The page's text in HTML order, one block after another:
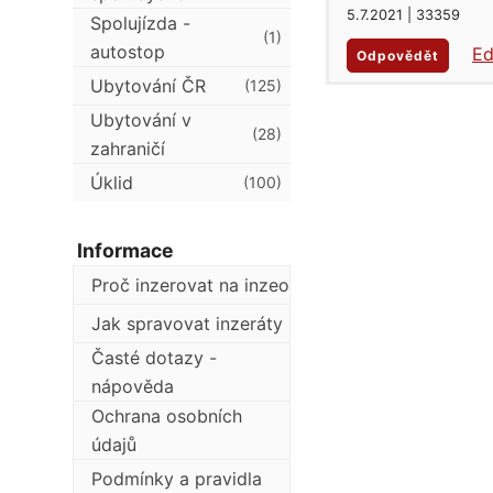
5.7.2021 | 33359
Odpovědět
Spolujízda -
autostop
(1)
Ubytování ČR (125)
Ubytování v
zahraničí
(28)
Úklid (100)
Informace
Proč inzerovat na inzeo
Jak spravovat inzeráty
Časté dotazy -
nápověda
Ochrana osobních
údajů
Podmínky a pravidla